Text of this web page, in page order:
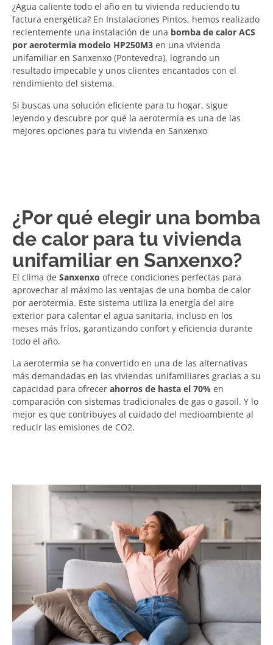
¿Agua caliente todo el año en tu vivienda reduciendo tu
factura energética? En Instalaciones Pintos, hemos realizado
recientemente una instalación de una bomba de calor ACS
por aerotermia modelo HP250M3 en una vivienda
unifamiliar en Sanxenxo (Pontevedra), logrando un
resultado impecable y unos clientes encantados con el
rendimiento del sistema.
Si buscas una solución eficiente para tu hogar, sigue
leyendo y descubre por qué la aerotermia es una de las
mejores opciones para tu vivienda en Sanxenxo
¿Por qué elegir una bomba
de calor para tu vivienda
unifamiliar en Sanxenxo?
El clima de Sanxenxo ofrece condiciones perfectas para
aprovechar al máximo las ventajas de una bomba de calor
por aerotermia. Este sistema utiliza la energía del aire
exterior para calentar el agua sanitaria, incluso en los
meses más fríos, garantizando confort y eficiencia durante
todo el año.
La aerotermia se ha convertido en una de las alternativas
más demandadas en las viviendas unifamiliares gracias a su
capacidad para ofrecer ahorros de hasta el 70% en
comparación con sistemas tradicionales de gas o gasoil. Y lo
mejor es que contribuyes al cuidado del medioambiente al
reducir las emisiones de CO2.